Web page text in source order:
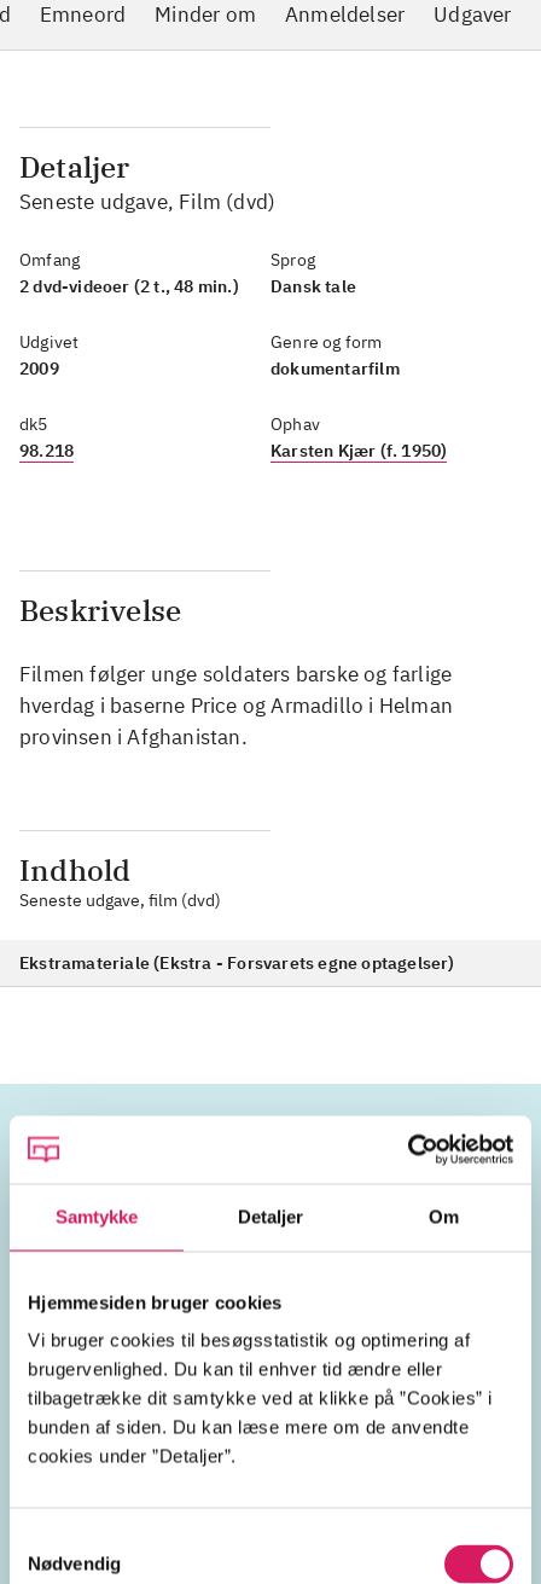
Samtykke Detaljer Om
Hjemmesiden bruger cookies
Vi bruger cookies til besøgsstatistik og optimering af
brugervenlighed. Du kan til enhver tid ændre eller
tilbagetrække dit samtykke ved at klikke på ”Cookies” i
bunden af siden. Du kan læse mere om de anvendte
cookies under ”Detaljer”.
Nødvendig
Emneord Minder om Anmeldelser Udgaver
Detaljer
Seneste udgave, Film (dvd)
Omfang
2 dvd-videoer (2 t., 48 min.)
Udgivet
2009
dk5
98.218
Sprog
Dansk tale
Genre og form
dokumentarfilm
Ophav
Karsten Kjær (f. 1950)
Beskrivelse
Filmen følger unge soldaters barske og farlige
hverdag i baserne Price og Armadillo i Helman
provinsen i Afghanistan.
Indhold
Seneste udgave, film (dvd)
Ekstramateriale (Ekstra - Forsvarets egne optagelser)
krige
danske soldater
Afghanistan
Danmark
2000'erne